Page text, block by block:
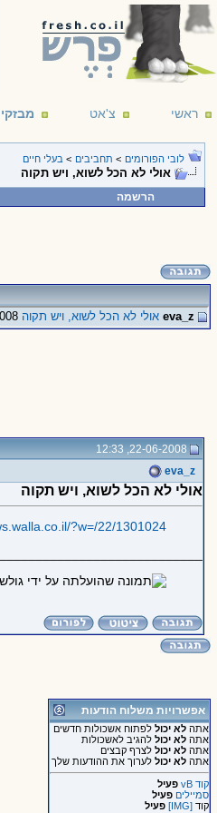
ראשי צ'אט
לובי הפורומים > תחביבים > בעלי חיים
אולי לא הכל לשוא, ויש תקוה
הרשמה
eva_z אולי לא הכל לשוא, ויש תקוה
22-06-2008, 12:33
eva_z
אולי לא הכל לשוא, ויש תקוה
?w=/22/1301024
אפשרויות משלוח הודעות
אתה לא יכוללפתוח אשכולות חדשים
אתה לא יכוללהגיב לאשכולות
אתה לא יכוללצרף קבצים
אתה לא יכוללערוך את ההודעות שלך
קוד vB
פעיל
סמיילים פעיל
קוד [IMG]
פעיל